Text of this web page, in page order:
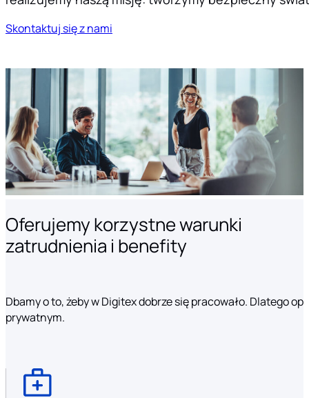
Skontaktuj się z nami
Oferujemy korzystne warunki
zatrudnienia i benefity
Dbamy o to, żeby w Digitex dobrze się pracowało. Dlatego
prywatnym.